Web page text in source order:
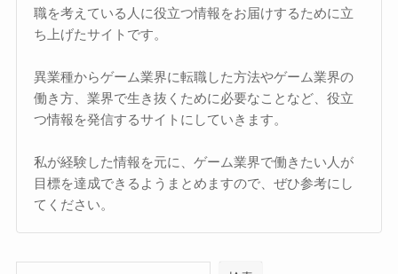
職を考えている人に役立つ情報をお届けするために立
ち上げたサイトです。
異業種からゲーム業界に転職した方法やゲーム業界の
働き方、業界で生き抜くために必要なことなど、役立
つ情報を発信するサイトにしていきます。
私が経験した情報を元に、ゲーム業界で働きたい人が
目標を達成できるようまとめますので、ぜひ参考にし
てください。